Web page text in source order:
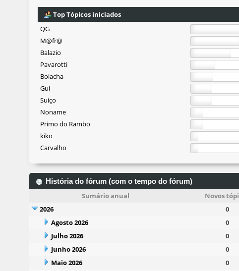
Top Tópicos iniciados
QG
M@fr@
Balazio
Pavarotti
Bolacha
Gui
Suiço
Noname
Primo do Rambo
kiko
Carvalho
História do fórum (com o tempo do fórum)
Sumário anual Novos
2026
0
Agosto 2026
0
Julho 2026
0
Junho 2026
0
Maio 2026
0